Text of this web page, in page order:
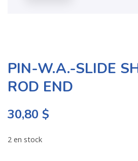
PIN-W.A.-SLIDE
ROD END
30,80 $
2 en stock